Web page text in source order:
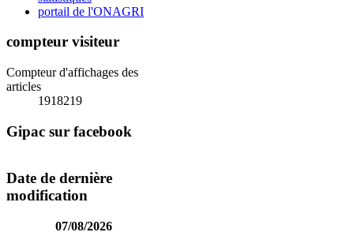
portail de l'ONAGRI
compteur visiteur
Compteur d'affichages des
articles
1918219
Gipac sur facebook
Date de dernière
modification
07/08/2026